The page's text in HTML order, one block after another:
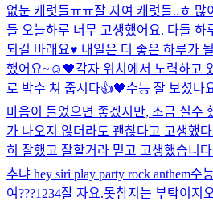
없눈 캐럿들ㅠㅠ잘 자여 캐럿들..ㅎ 많
들 오늘하루 너무 고생했어요. 다들 하
되길 바래요♥️ 내일은 더 좋은 하루가
했어요~☺️ 🖤각자 위치에서 노력하고
로 박수 쳐 줍시다👍🖤수능 잘 보셨나
마음이 들었으면 좋겠지만, 조금 실수
가 나오지 않더라도 괜찮다고 고생했
히 잘했고 잘할거라 믿고 고생했습니
추냐 hey siri play party rock anthem수
여???1234잘 자요.못참지는 부탁이지